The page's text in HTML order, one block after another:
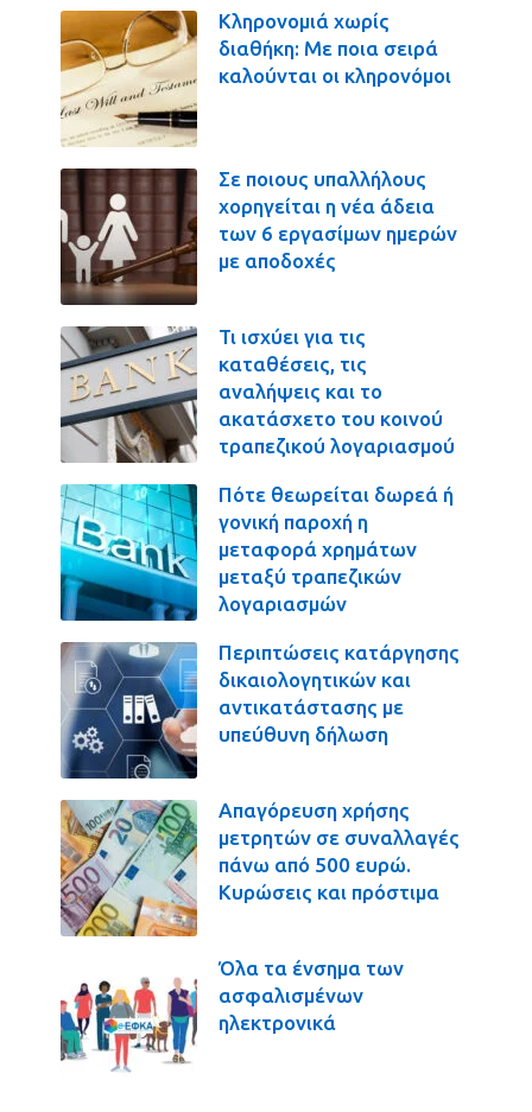
Κληρονομιά χωρίς
διαθήκη: Με ποια σειρά
καλούνται οι κληρονόμοι
Σε ποιους υπαλλήλους
χορηγείται η νέα άδεια
των 6 εργασίμων ημερών
με αποδοχές
Τι ισχύει για τις
καταθέσεις, τις
αναλήψεις και το
ακατάσχετο του κοινού
τραπεζικού λογαριασμού
Πότε θεωρείται δωρεά ή
γονική παροχή η
μεταφορά χρημάτων
μεταξύ τραπεζικών
λογαριασμών
Περιπτώσεις κατάργησης
δικαιολογητικών και
αντικατάστασης με
υπεύθυνη δήλωση
Απαγόρευση χρήσης
μετρητών σε συναλλαγές
πάνω από 500 ευρώ.
Κυρώσεις και πρόστιμα
Όλα τα ένσημα των
ασφαλισμένων
ηλεκτρονικά